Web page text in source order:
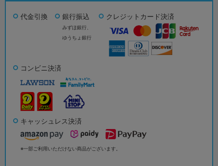
代金引換 銀行振込
みずほ銀行、
ゆうちょ銀行
クレジットカード決済
コンビニ決済
キャッシュレス決済
※一部ご利用いただけない商品がございます。